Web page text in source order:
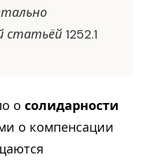
1252.1
о солидарности
о компенсации